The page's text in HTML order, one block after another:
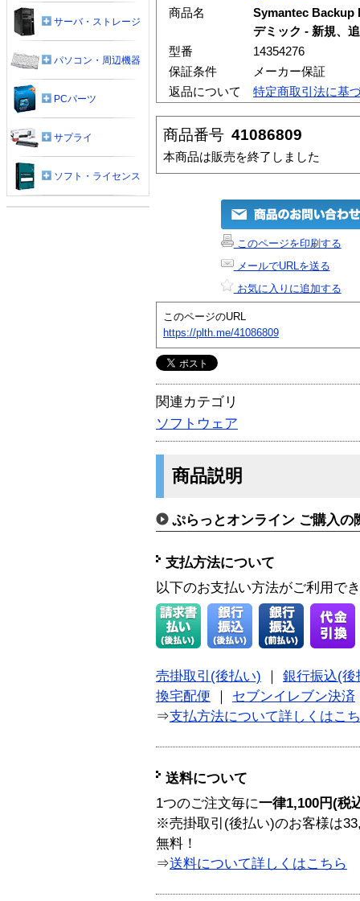
商品名
Symantec Backup
デミック - 新規、
型番
14354276
保証条件
メーカー保証
返品について
特定商取引法に基
商品番号 41086809
本商品は販売を終了しました
このページを印刷する
メールでURLを送る
お気に入りに追加する
このページのURL
https://plth.me/41086809
関連カテゴリ
ソフトウェア
商品説明
ぷらっとオンライン ご購入の
支払方法について
以下のお支払い方法がご利用で
売掛取引(後払い)
銀行振込(後
換宅配便
セブンイレブン決済
⇒支払方法について詳しくはこ
送料について
1つのご注文毎に一律1,100円(税
※売掛取引(後払い)のお客様は
無料！
⇒送料について詳しくはこちら
サーバ・ストレージ
パソコン・周辺機器
PCパーツ
サプライ
ソフト・ライセンス